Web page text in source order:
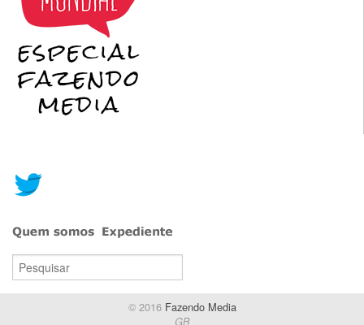
© 2016Fazendo Media
GB